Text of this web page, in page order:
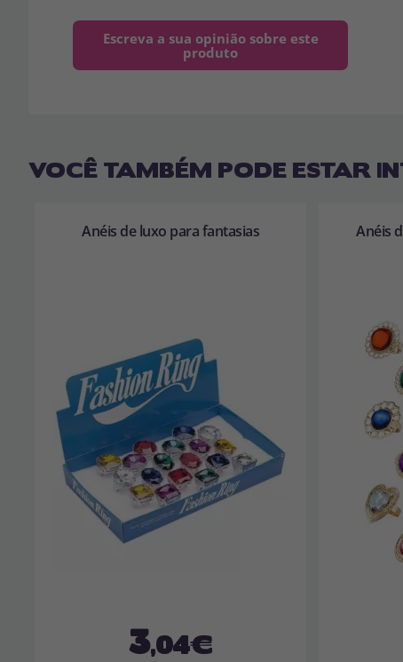
Escreva a sua opinião sobre este
produto
VOCÊ TAMBÉM PODE ESTAR
Anéis de luxo para fantasias
3,04€
Anéis